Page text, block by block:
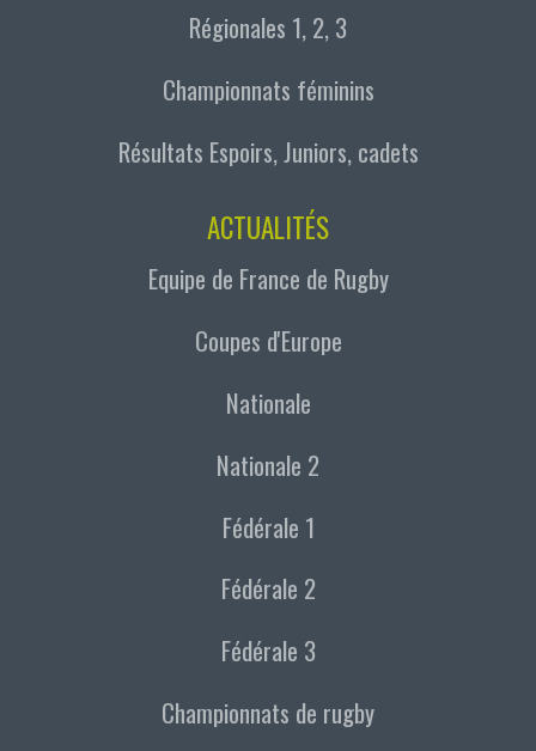
Régionales 1, 2, 3
Championnats féminins
Résultats Espoirs, Juniors, cadets
ACTUALITÉS
Equipe de France de Rugby
Coupes d'Europe
Nationale
Nationale 2
Fédérale 1
Fédérale 2
Fédérale 3
Championnats de rugby